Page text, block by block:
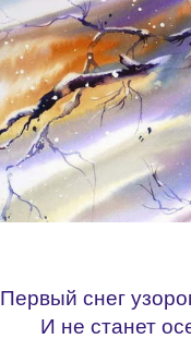
Первый снег
И не станет